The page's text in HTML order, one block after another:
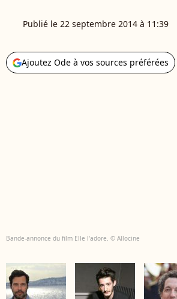
Publié le 22 septembre 2014 à 11:39
Ajoutez Ode à vos sources préférées
Bande-annonce du film Elle l'adore. © Allocine